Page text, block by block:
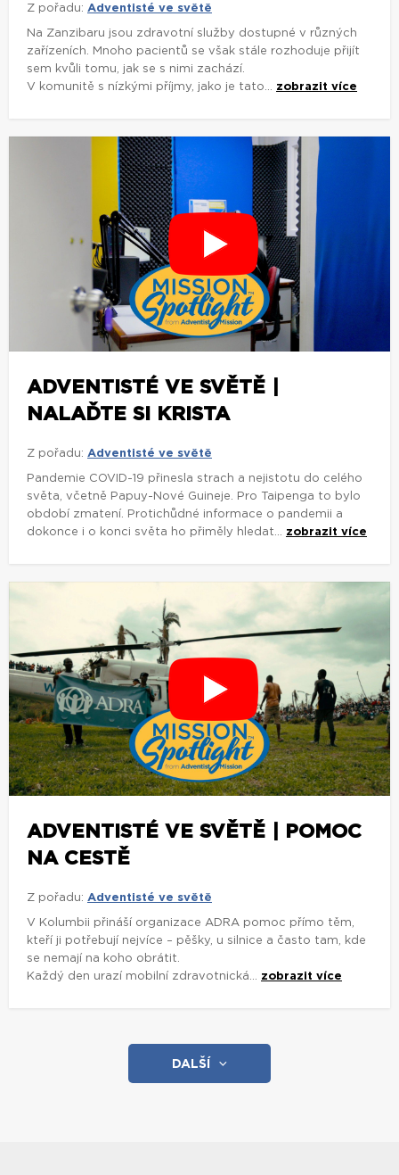
Z pořadu: Adventisté ve světě
Na Zanzibaru jsou zdravotní služby dostupné v různých
zařízeních. Mnoho pacientů se však stále rozhoduje přijít
sem kvůli tomu, jak se s nimi zachází.
V komunitě s nízkými příjmy, jako je tato... zobrazit více
ADVENTISTÉ VE SVĚTĚ |
NALAĎTE SI KRISTA
Z pořadu: Adventisté ve světě
Pandemie COVID-19 přinesla strach a nejistotu do celého
světa, včetně Papuy-Nové Guineje. Pro Taipenga to bylo
období zmatení. Protichůdné informace o pandemii a
dokonce i o konci světa ho přiměly hledat... zobrazit více
ADVENTISTÉ VE SVĚTĚ | POMOC
NA CESTĚ
Z pořadu: Adventisté ve světě
V Kolumbii přináší organizace ADRA pomoc přímo těm,
kteří ji potřebují nejvíce – pěšky, u silnice a často tam, kde
se nemají na koho obrátit.
Každý den urazí mobilní zdravotnická... zobrazit více
DALŠÍ